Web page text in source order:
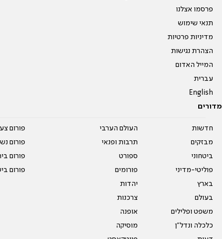
פרסמו אצלנו
תנאי שימוש
מדיניות פרטיות
הצהרת נגישות
המייל האדום
עברית
English
מדורים
חדשות
מבזקים
ביטחוני
פוליטי-מדיני
בארץ
בעולם
משפט ופלילים
כלכלה ונדל"ן
העולם הערבי
תרבות ופנאי
ספורט
פורומים
יהדות
צרכנות
אופנה
מוסיקה
פורום
פורום
פורום
פורום